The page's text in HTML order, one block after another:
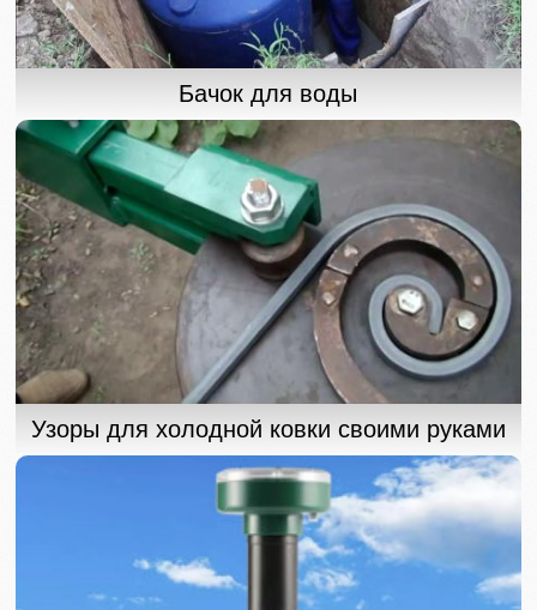
Бачок для воды
Узоры для холодной ковки своими руками